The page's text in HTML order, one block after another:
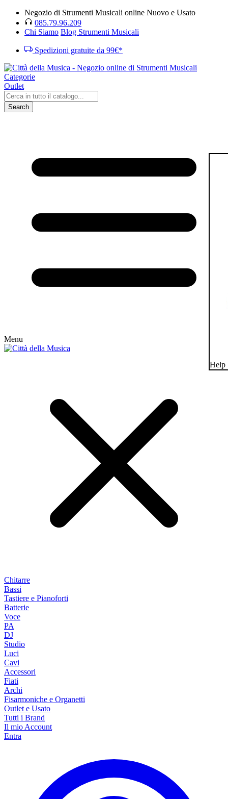
Negozio di Strumenti Musicali online Nuovo e Usato
085.79.96.209
Chi Siamo Blog Strumenti Musicali
Spedizioni gratuite da 99€*
Categorie
Outlet
Search
Menu
Chitarre
Bassi
Tastiere e Pianoforti
Batterie
Voce
PA
DJ
Studio
Luci
Cavi
Accessori
Fiati
Archi
Fisarmoniche e Organetti
Outlet e Usato
Tutti i Brand
Il mio Account
Entra
Help